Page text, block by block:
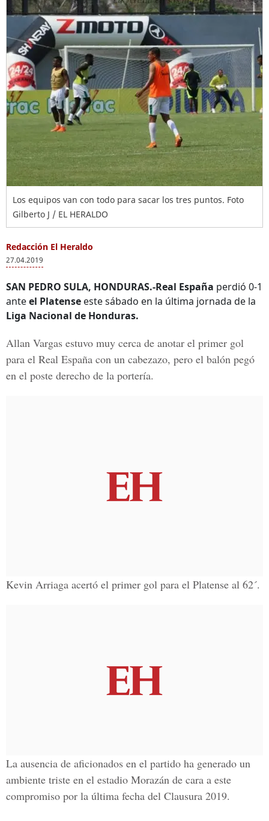
Los equipos van con todo para sacar los tres puntos. Foto
Gilberto J / EL HERALDO
Redacción El Heraldo
27.04.2019
SAN PEDRO SULA, HONDURAS.-Real España perdió 0-1
anteel Platense este sábado en la última jornada de la
Liga Nacional de Honduras.
Allan Vargas estuvo muy cerca de anotar el primer gol
para el Real España con un cabezazo, pero el balón pegó
en el poste derecho de la portería.
Kevin Arriaga acertó el primer gol para el Platense al 62´.
La ausencia de aficionados en el partido ha generado un
ambiente triste en el estadio Morazán de cara a este
compromiso por la última fecha del Clausura 2019.